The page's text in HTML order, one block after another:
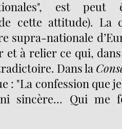
est
cette attitude). La
supra-nationale
et à relier ce qui,
Dans la
: "La confession que
sincère... Qui me